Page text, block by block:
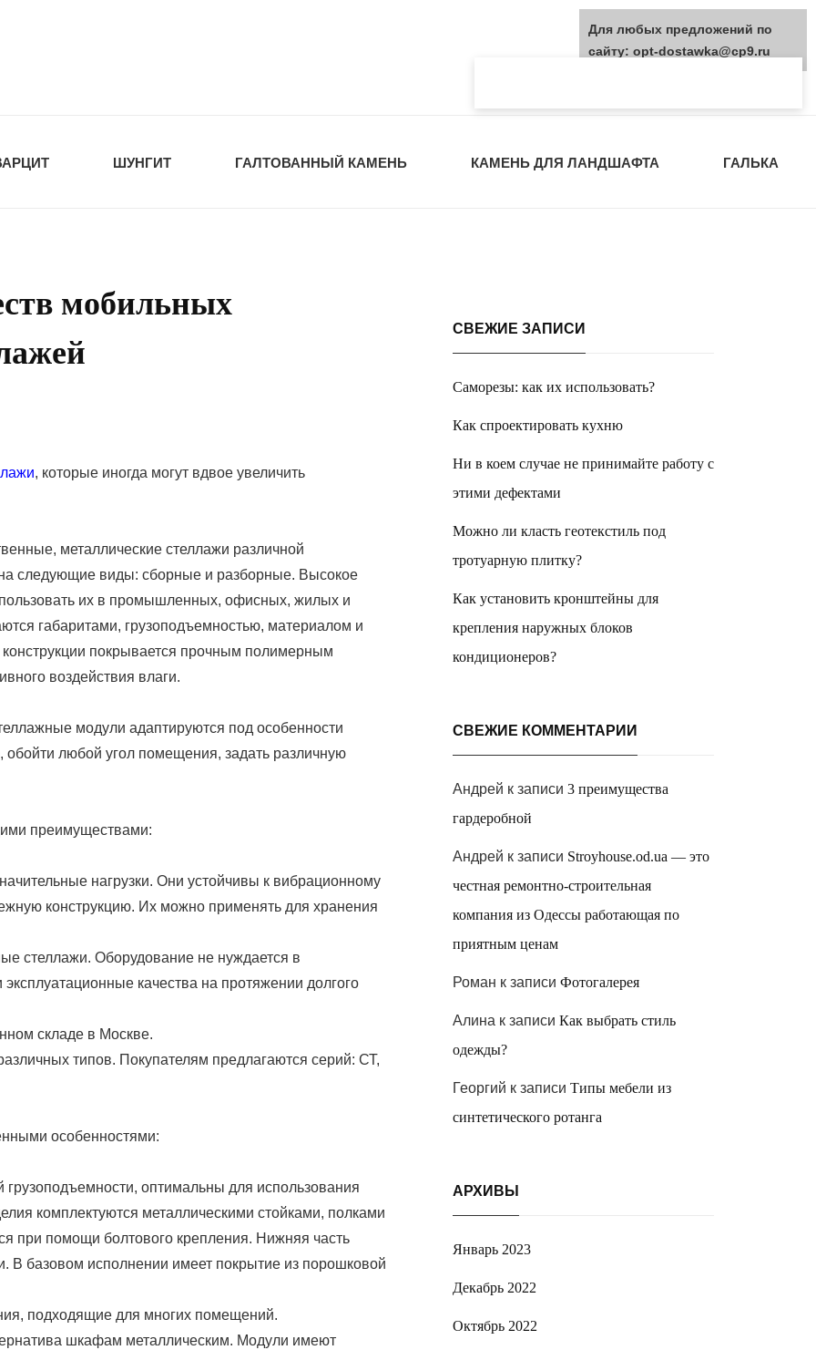
ШУНГИТ ГАЛТОВАННЫЙ КАМЕНЬ КАМЕНЬ ДЛЯ ЛАНДШАФТА ГАЛЬКА
мобильных
, которые иногда могут вдвое увеличить
металлические стеллажи различной
следующие виды: сборные и разборные. Высокое
их в промышленных, офисных, жилых и
габаритами, грузоподъемностью, материалом и
покрывается прочным полимерным
воздействия влаги.
модули адаптируются под особенности
любой угол помещения, задать различную
преимуществами:
нагрузки. Они устойчивы к вибрационному
конструкцию. Их можно применять для хранения
стеллажи. Оборудование не нуждается в
качества на протяжении долгого
складе в Москве.
типов. Покупателям предлагаются серий: СТ,
особенностями:
грузоподъемности, оптимальны для использования
комплектуются металлическими стойками, полками
при помощи болтового крепления. Нижняя часть
базовом исполнении имеет покрытие из порошковой
подходящие для многих помещений.
шкафам металлическим. Модули имеют
СВЕЖИЕ ЗАПИСИ
Саморезы: как их использовать?
Как спроектировать кухню
Ни в коем случае не принимайте работу с
этими дефектами
Можно ли класть геотекстиль под
тротуарную плитку?
Как установить кронштейны для
крепления наружных блоков
кондиционеров?
СВЕЖИЕ КОММЕНТАРИИ
Андрей к записи 3 преимущества
гардеробной
Андрей к записи Stroyhouse.od.ua — это
честная ремонтно-строительная
компания из Одессы работающая по
приятным ценам
Роман к записи Фотогалерея
Алина к записи Как выбрать стиль
одежды?
Георгий к записи Типы мебели из
синтетического ротанга
АРХИВЫ
Январь 2023
Декабрь 2022
Октябрь 2022
Для любых предложений по
сайту: opt-dostawka@cp9.ru